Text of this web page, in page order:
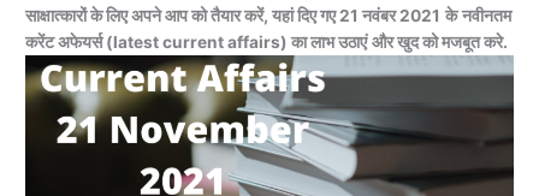
साक्षात्कारों के लिए अपने आप को तैयार करें, यहां दिए गए21 नवंबर 2021 के नवीनतम
करेंट अफेयर्स (latest current affairs) का लाभ उठाएं और खुद को मजबूत करे.